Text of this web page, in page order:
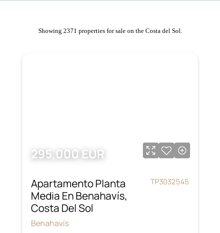
Showing 2371 properties for sale on the Costa del Sol.
295,000 EUR
Apartamento Planta
Media En Benahavís,
Costa Del Sol
TP3032545
Benahavís